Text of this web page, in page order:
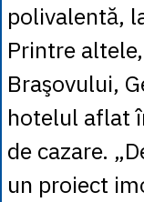
polivalentă,
Printre
Braşovului,
hotelul aflat
de cazare.
un proiect